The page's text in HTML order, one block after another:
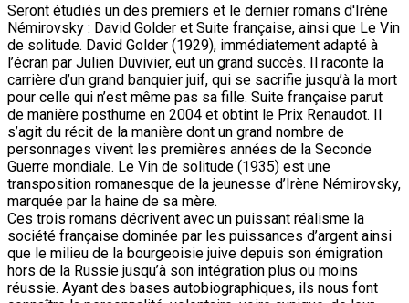
Seront étudiés un des premiers et le dernier romans d'Irène
Némirovsky : David Golder et Suite française, ainsi que Le Vin
de solitude. David Golder (1929), immédiatement adapté à
l’écran par Julien Duvivier, eut un grand succès. Il raconte la
carrière d’un grand banquier juif, qui se sacrifie jusqu’à la mort
pour celle qui n’est même pas sa fille. Suite française parut
de manière posthume en 2004 et obtint le Prix Renaudot. Il
s’agit du récit de la manière dont un grand nombre de
personnages vivent les premières années de la Seconde
Guerre mondiale. Le Vin de solitude (1935) est une
transposition romanesque de la jeunesse d’Irène Némirovsky,
marquée par la haine de sa mère.
Ces trois romans décrivent avec un puissant réalisme la
société française dominée par les puissances d’argent ainsi
que le milieu de la bourgeoisie juive depuis son émigration
hors de la Russie jusqu’à son intégration plus ou moins
réussie. Ayant des bases autobiographiques, ils nous font